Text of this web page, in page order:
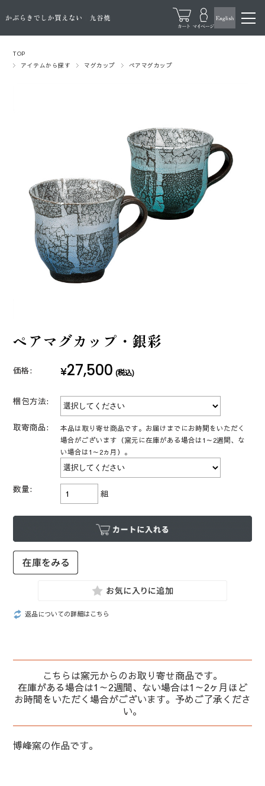
TOP
アイテムから探す
マグカップ ペアマグカップ
ペアマグカップ・銀彩
価格: ¥27,500 (税込)
梱包方法:
取寄商品:
本品は取り寄せ商品です。お届けまでにお時間をいただく
場合がございます（窯元に在庫がある場合は1～2週間、な
い場合は1～2ヵ月）。
数量: 組
返品についての詳細はこちら
こちらは窯元からのお取り寄せ商品です。
在庫がある場合は1～2週間、ない場合は1～2ヶ月ほど
お時間をいただく場合がございます。予めご了承くださ
い。
博峰窯の作品です。